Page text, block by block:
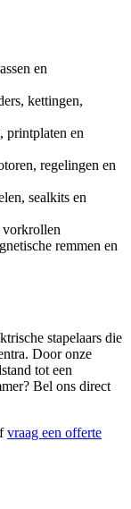
en
kettingen,
printplaten en
regelingen en
sealkits en
vorkrollen
remmen en
stapelaars die
Door onze
tot een
Bel ons direct
vraag een offerte